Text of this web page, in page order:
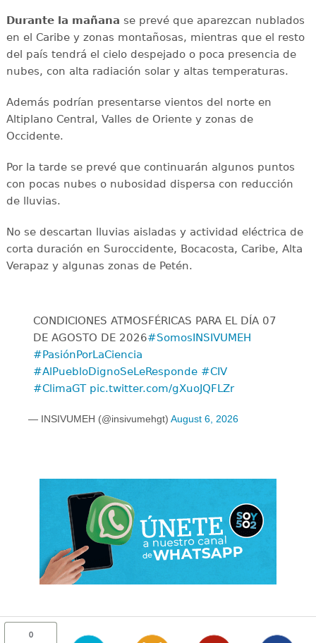
Durante la mañana se prevé que aparezcan nublados
en el Caribe y zonas montañosas, mientras que el resto
del país tendrá el cielo despejado o poca presencia de
nubes, con alta radiación solar y altas temperaturas.
Además podrían presentarse vientos del norte en
Altiplano Central, Valles de Oriente y zonas de
Occidente.
Por la tarde se prevé que continuarán algunos puntos
con pocas nubes o nubosidad dispersa con reducción
de lluvias.
No se descartan lluvias aisladas y actividad eléctrica de
corta duración en Suroccidente, Bocacosta, Caribe, Alta
Verapaz y algunas zonas de Petén.
CONDICIONES ATMOSFÉRICAS PARA EL DÍA 07
DE AGOSTO DE 2026#SomosINSIVUMEH
#PasiónPorLaCiencia
#AlPuebloDignoSeLeResponde #CIV
#ClimaGT pic.twitter.com/gXuoJQFLZr
— INSIVUMEH (@insivumehgt) August 6, 2026
0